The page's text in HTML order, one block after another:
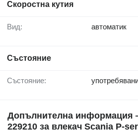
Скоростна кутия
Вид: автоматик
Състояние
Състояние:
Допълнителна информация
229210 за влекач Scania P-